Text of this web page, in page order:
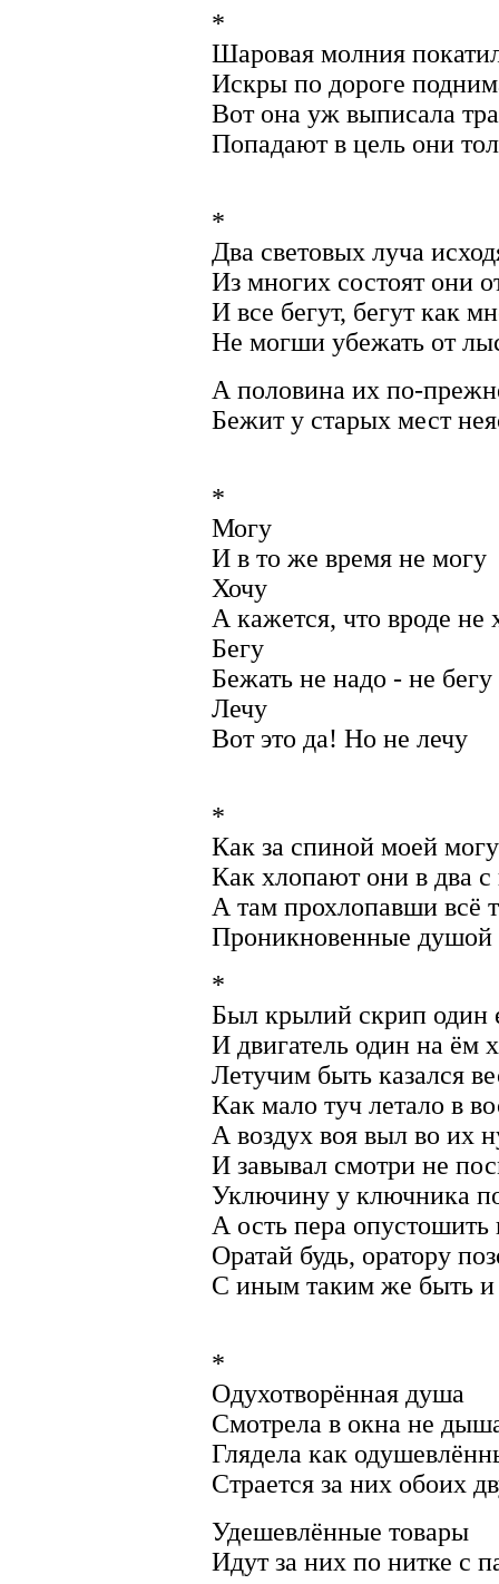
*
Шаровая молния
Искры по дороге
Вот она уж выписала
Попадают в цель они
*
Два световых луча
Из многих состоят они
И все бегут, бегут как
Не могши убежать от
А половина их по-
Бежит у старых мест
*
Могу
И в то же время не могу
Хочу
А кажется, что вроде не
Бегу
Бежать не надо - не бегу
Лечу
Вот это да! Но не лечу
*
Как за спиной моей
Как хлопают они в два
А там прохлопавши всё
Проникновенные душой
*
Был крылий скрип один
И двигатель один на ём
Летучим быть казался
Как мало туч летало в
А воздух воя выл во их
И завывал смотри не
Уключину у ключника
А ость пера опустошить
Оратай будь, оратору
С иным таким же быть и
*
Одухотворённая душа
Смотрела в окна не
Глядела как
Страется за них обоих
Удешевлённые товары
Идут за них по нитке с